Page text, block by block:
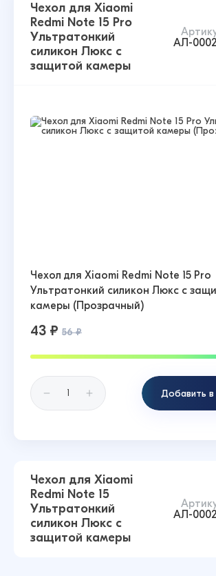
Чехол для Xiaomi
Redmi Note 15 Pro
Ультратонкий
силикон Люкс с
защитой камеры
АЛ-
Чехол для Xiaomi Redmi Note 15 Pro
Ультратонкий силикон Люкс с
камеры (Прозрачный)
43 ₽ 56 ₽
Добавить в
Чехол для Xiaomi
Redmi Note 15
Ультратонкий
силикон Люкс с
защитой камеры
АЛ-